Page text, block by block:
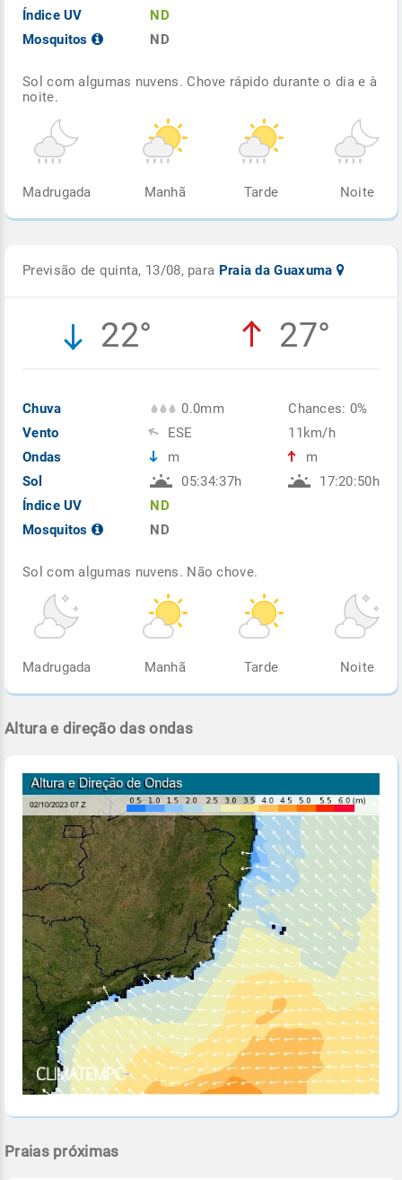
Índice UV
Mosquitos
ND
ND
Sol com algumas nuvens. Chove rápido durante o dia e à
noite.
Madrugada Manhã Tarde Noite
Previsão de quinta, 13/08, para Praia da Guaxuma
22° 27°
Chuva
Vento
Ondas
Sol
Índice UV
Mosquitos
0.0mm
ESE
m
05:34:37h
ND
ND
Chances: 0%
11km/h
m
17:20:50h
Sol com algumas nuvens. Não chove.
Madrugada Manhã Tarde Noite
Altura e direção das ondas
Praias próximas